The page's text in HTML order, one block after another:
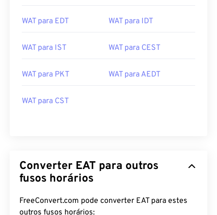
WAT para EDT WAT para IDT
WAT para IST WAT para CEST
WAT para PKT WAT para AEDT
WAT para CST
Converter EAT para outros
fusos horários
FreeConvert.com pode converter EAT para estes
outros fusos horários: